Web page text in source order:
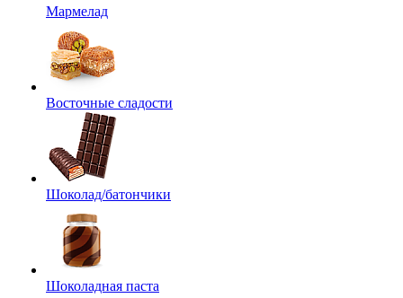
Мармелад
Восточные сладости
Шоколад/батончики
Шоколадная паста